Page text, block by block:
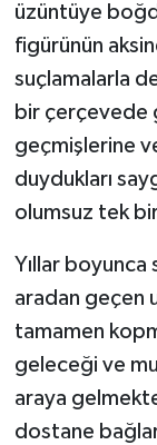
üzüntüye
figürünün
suçlamalarla
bir çerçevede
geçmişlerine
duydukları
olumsuz tek
Yıllar boyunca
aradan geçen
tamamen
geleceği ve
araya
dostane